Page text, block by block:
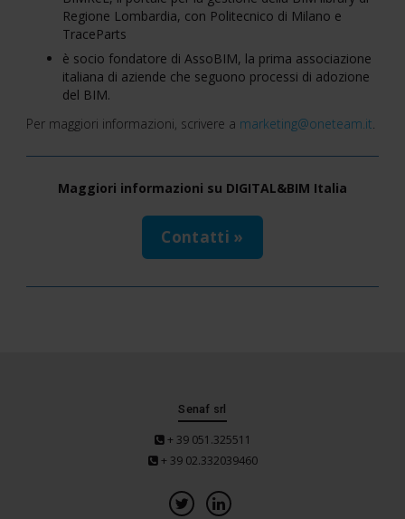
Regione Lombardia, con Politecnico di Milano e
TraceParts
è socio fondatore di AssoBIM, la prima associazione
italiana di aziende che seguono processi di adozione
del BIM.
Per maggiori informazioni, scrivere a marketing@oneteam.it.
Maggiori informazioni su DIGITAL&BIM Italia
Contatti »
Senaf srl
+ 39 051.325511
+ 39 02.332039460